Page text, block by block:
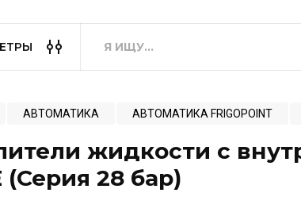
АВТОМАТИКА АВТОМАТИКА FRIGOPOINT
жидкости с
(Серия 28 бар)